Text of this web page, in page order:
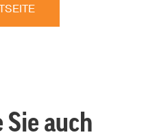
Sie auch